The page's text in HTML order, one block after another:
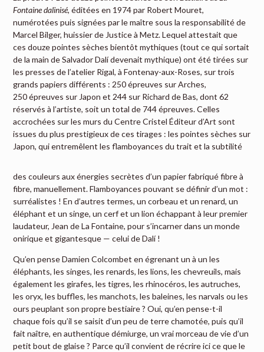
Fontaine dalinisé, éditées en 1974 par Robert Mouret,
numérotées puis signées par le maître sous la responsabilité de
Marcel Bilger, huissier de Justice à Metz. Lequel attestait que
ces douze pointes sèches bientôt mythiques (tout ce qui sortait
de la main de Salvador Dalí devenait mythique) ont été tirées sur
les presses de l’atelier Rigal, à Fontenay-aux-Roses, sur trois
grands papiers différents : 250 épreuves sur Arches,
250 épreuves sur Japon et 244 sur Richard de Bas, dont 62
réservés à l’artiste, soit un total de 744 épreuves.Celles
accrochées sur les murs du Centre Cristel Éditeur d’Art sont
issues du plus prestigieux de ces tirages : les pointes sèches sur
Japon, qui entremêlent les flamboyances du trait et la subtilité
des couleurs aux énergies secrètes d’un papier fabriqué fibre à
fibre, manuellement. Flamboyances pouvant se définir d’un mot :
surréalistes !En d’autres termes, un corbeau et un renard, un
éléphant et un singe, un cerf et un lion échappant à leur premier
laudateur, Jean de La Fontaine, pour s’incarner dans un monde
onirique et gigantesque — celui de Dalí !
Qu’en pense Damien Colcombet en égrenant un à un les
éléphants, les singes, les renards, les lions, les chevreuils, mais
également les girafes, les tigres, les rhinocéros, les autruches,
les oryx, les buffles, les manchots, les baleines, les narvals ou les
ours peuplant son propre bestiaire ? Oui, qu’en pense-t-il
chaque fois qu’il se saisit d’un peu de terre chamotée, puis qu’il
fait naître, en authentique démiurge, un vrai morceau de vie d’un
petit bout de glaise ? Parce qu’il convient de récrire ici ce que le